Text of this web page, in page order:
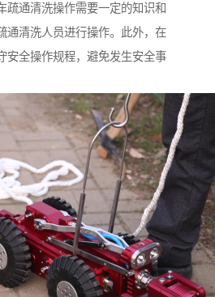
疏通清洗操作需要一定的知识和
通清洗人员进行操作。此外，在
安全操作规程，避免发生安全事